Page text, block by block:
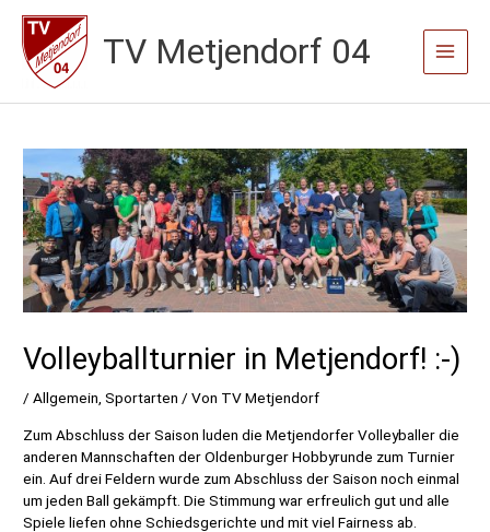
Zum
Inhalt
springen
TV Metjendorf 04
Main
Menu
Volleyballturnier in Metjendorf! :-)
/Allgemein ,Sportarten / Von TV Metjendorf
Zum Abschluss der Saison luden die Metjendorfer Volleyballer die
anderen Mannschaften der Oldenburger Hobbyrunde zum Turnier
ein. Auf drei Feldern wurde zum Abschluss der Saison noch einmal
um jeden Ball gekämpft. Die Stimmung war erfreulich gut und alle
Spiele liefen ohne Schiedsgerichte und mit viel Fairness ab.